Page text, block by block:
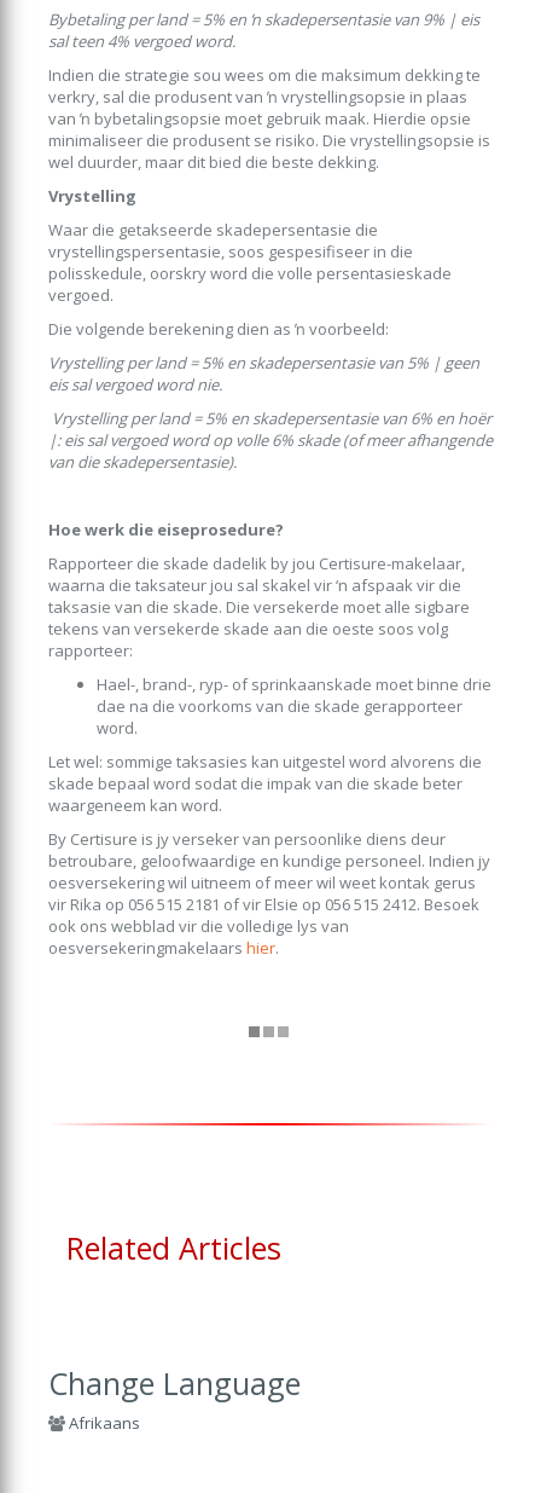
Bybetaling per land = 5% en ŉ skadepersentasie van 9% | eis
sal teen 4% vergoed word.
Indien die strategie sou wees om die maksimum dekking te
verkry, sal die produsent van ŉ vrystellingsopsie in plaas
van ŉ bybetalingsopsie moet gebruik maak. Hierdie opsie
minimaliseer die produsent se risiko. Die vrystellingsopsie is
wel duurder, maar dit bied die beste dekking.
Vrystelling
Waar die getakseerde skadepersentasie die
vrystellingspersentasie, soos gespesifiseer in die
polisskedule, oorskry word die volle persentasieskade
vergoed.
Die volgende berekening dien as ŉ voorbeeld:
Vrystelling per land = 5% en skadepersentasie van 5% | geen
eis sal vergoed word nie.
Vrystelling per land = 5% en skadepersentasie van 6% en hoër
|: eis sal vergoed word op volle 6% skade (of meer afhangende
van die skadepersentasie).
Hoe werk die eiseprosedure?
Rapporteer die skade dadelik by jou Certisure-makelaar,
waarna die taksateur jou sal skakel vir ‘n afspaak vir die
taksasie van die skade. Die versekerde moet alle sigbare
tekens van versekerde skade aan die oeste soos volg
rapporteer:
Hael-, brand-, ryp- of sprinkaanskade moet binne drie
dae na die voorkoms van die skade gerapporteer
word.
Let wel: sommige taksasies kan uitgestel word alvorens die
skade bepaal word sodat die impak van die skade beter
waargeneem kan word.
By Certisure is jy verseker van persoonlike diens deur
betroubare, geloofwaardige en kundige personeel. Indien jy
oesversekering wil uitneem of meer wil weet kontak gerus
vir Rika op 056 515 2181 of vir Elsie op 056 515 2412. Besoek
ook ons webblad vir die volledige lys van
oesversekeringmakelaars hier.
Related Articles
Change Language
Afrikaans